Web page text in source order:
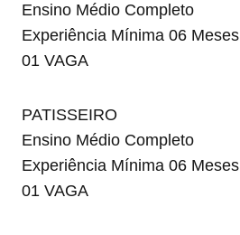
Ensino Médio Completo
Experiência Mínima 06 Meses
01 VAGA
PATISSEIRO
Ensino Médio Completo
Experiência Mínima 06 Meses
01 VAGA